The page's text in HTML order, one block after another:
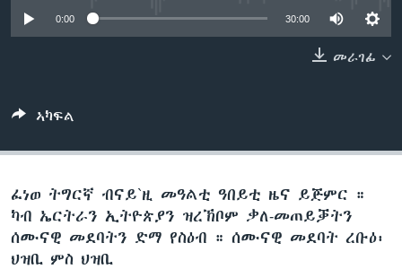
ቂሔ ጽልሚ
ቋንቋታት
0:00 30:00
መራገፊ
ኣካፍል
ፈነወ ትግርኛ ብናይ`ዚ መዓልቲ ዓበይቲ ዜና ይጅምር ።
ካብ ኤርትራን ኢትዮጵያን ዝረኽቦም ቃለ-መጠይቓትን
ሰሙናዊ መደባትን ድማ የስዕብ ። ሰሙናዊ መደባት ረቡዕ፡
ህዝቢ ምስ ህዝቢ